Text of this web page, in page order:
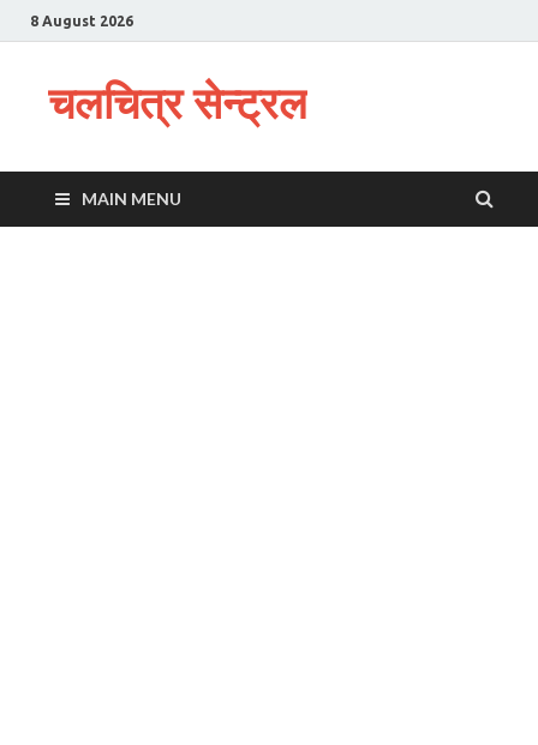
8 August 2026
चलचित्र सेन्ट्रल
MAIN MENU